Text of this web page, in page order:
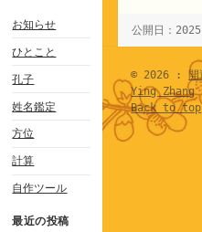
お知らせ
ひとこと
孔子
姓名鑑定
方位
計算
自作ツール
最近の投稿
公開日：
© 2026 : 開
Ying Zhang
Back to top